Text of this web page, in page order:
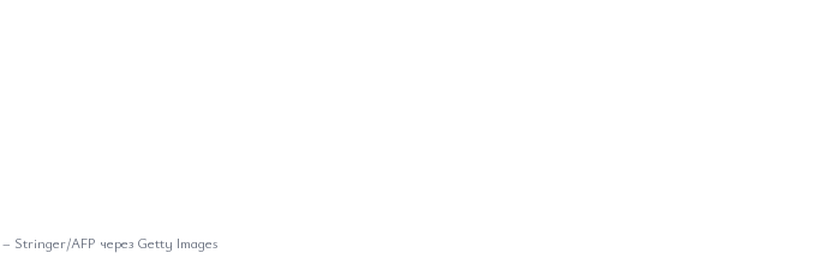
– Stringer/AFP через Getty Images